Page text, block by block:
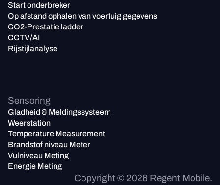
Start onderbreker
Op afstand ophalen van voertuig gegevens
CO2-Prestatie ladder
CCTV/AI
Rijstijlanalyse
Sensoring
Gladheid & Meldingssysteem
Weerstation
Temperature Measurement
Brandstof niveau Meter
Vulniveau Meting
Energie Meting
Copyright © 2026 Regent Mobile.